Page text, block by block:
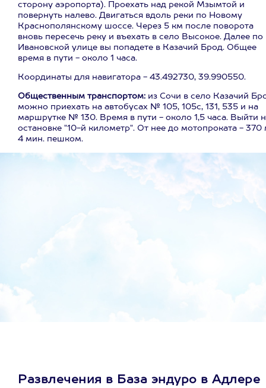
сторону аэропорта). Проехать над рекой Мзымтой и
повернуть налево. Двигаться вдоль реки по Новому
Краснополянскому шоссе. Через 5 км после поворота
вновь пересечь реку и въехать в село Высокое. Далее по
Ивановской улице вы попадете в Казачий Брод. Общее
время в пути - около 1 часа.
Координаты для навигатора - 43.492730, 39.990550.
Общественным транспортом: из Сочи в село Казачий
можно приехать на автобусах № 105, 105с, 131, 535 и на
маршрутке № 130. Время в пути - около 1,5 часа. Выйти
остановке "10-й километр". От нее до мотопроката - 370
4 мин. пешком.
Развлечения в База эндуро в Адлере